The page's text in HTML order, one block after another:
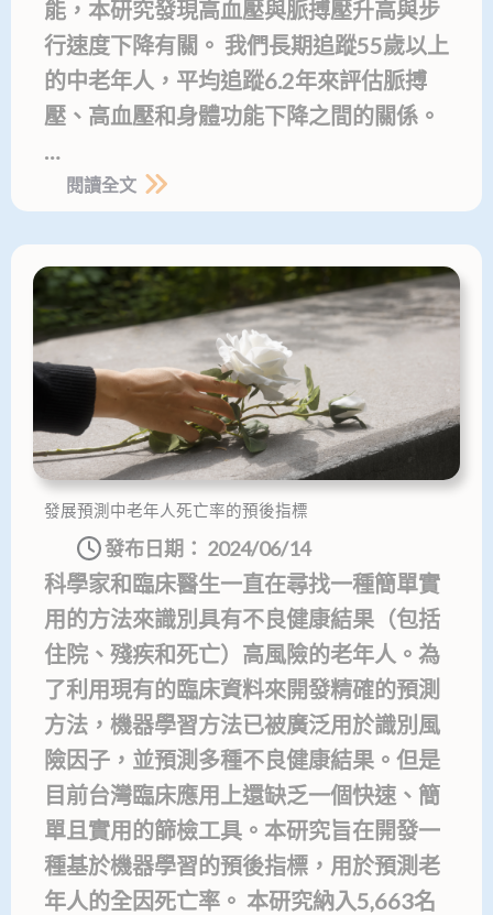
能，本研究發現高血壓與脈搏壓升高與步
行速度下降有關。 我們長期追蹤55歲以上
的中老年人，平均追蹤6.2年來評估脈搏
壓、高血壓和身體功能下降之間的關係。
…
閱讀全文
發展預測中老年人死亡率的預後指標
發布日期： 2024/06/14
科學家和臨床醫生一直在尋找一種簡單實
用的方法來識別具有不良健康結果（包括
住院、殘疾和死亡）高風險的老年人。為
了利用現有的臨床資料來開發精確的預測
方法，機器學習方法已被廣泛用於識別風
險因子，並預測多種不良健康結果。但是
目前台灣臨床應用上還缺乏一個快速、簡
單且實用的篩檢工具。本研究旨在開發一
種基於機器學習的預後指標，用於預測老
年人的全因死亡率。 本研究納入5,663名